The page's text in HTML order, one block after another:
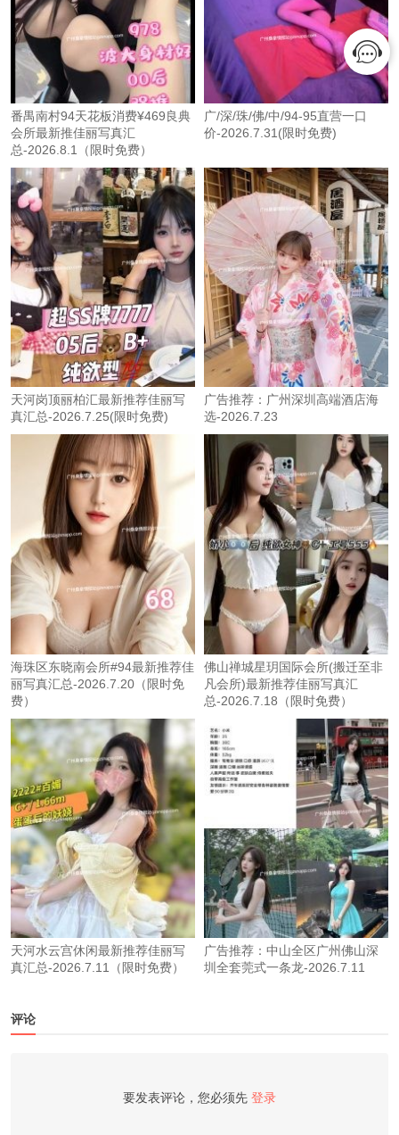
番禺南村94天花板消费¥469良典
会所最新推佳丽写真汇
总-2026.8.1（限时免费）
广/深/珠/佛/中/94-95直营一口
价-2026.7.31(限时免费)
天河岗顶丽柏汇最新推荐佳丽写
真汇总-2026.7.25(限时免费)
广告推荐：广州深圳高端酒店海
选-2026.7.23
海珠区东晓南会所#94最新推荐佳
丽写真汇总-2026.7.20（限时免
费）
佛山禅城星玥国际会所(搬迁至非
凡会所)最新推荐佳丽写真汇
总-2026.7.18（限时免费）
天河水云宫休闲最新推荐佳丽写
真汇总-2026.7.11（限时免费）
广告推荐：中山全区广州佛山深
圳全套莞式一条龙-2026.7.11
评论
要发表评论，您必须先 登录